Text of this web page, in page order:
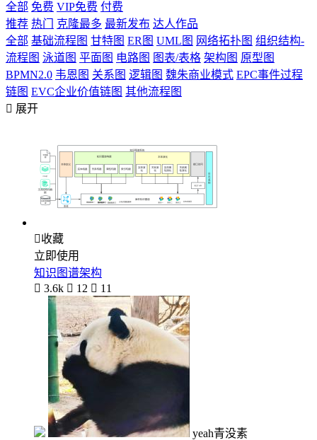
全部 免费 VIP免费 付费
推荐 热门 克隆最多 最新发布 达人作品
全部 基础流程图 甘特图 ER图 UML图 网络拓扑图 组织结构-
流程图 泳道图 平面图 电路图 图表/表格 架构图 原型图
BPMN2.0 韦恩图 关系图 逻辑图 魏朱商业模式 EPC事件过程
链图 EVC企业价值链图 其他流程图
 展开
收藏
立即使用
知识图谱架构
 3.6k  12  11
yeah青没素